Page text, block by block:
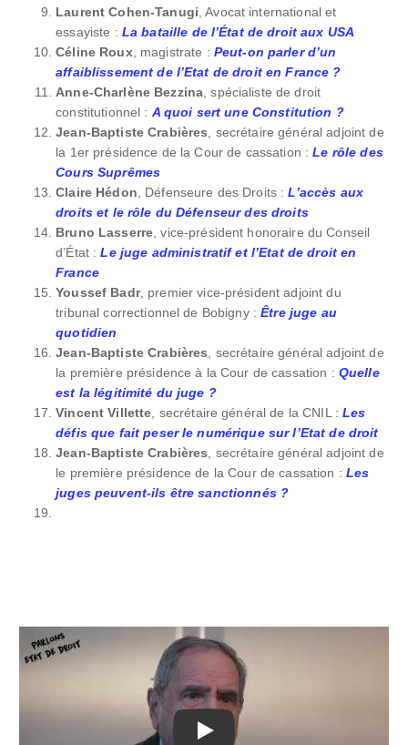
Laurent Cohen-Tanugi, Avocat international et
essayiste : La bataille de l’État de droit aux USA
Céline Roux, magistrate : Peut-on parler d’un
affaiblissement de l’Etat de droit en France ?
Anne-Charlène Bezzina, spécialiste de droit
constitutionnel : A quoi sert une Constitution ?
Jean-Baptiste Crabières, secrétaire général adjoint de
la 1er présidence de la Cour de cassation :Le rôle des
Cours Suprêmes
Claire Hédon, Défenseure des Droits :L’accès aux
droits et le rôle du Défenseur des droits
Bruno Lasserre, vice-président honoraire du Conseil
d’État :Le juge administratif et l’Etat de droit en
France
Youssef Badr, premier vice-président adjoint du
tribunal correctionnel de Bobigny :Être juge au
quotidien
Jean-Baptiste Crabières, secrétaire général adjoint de
la première présidence à la Cour de cassation : Quelle
est la légitimité du juge ?
Vincent Villette, secrétaire général de la CNIL :Les
défis que fait peser le numérique sur l’Etat de droit
Jean-Baptiste Crabières, secrétaire général adjoint de
le première présidence de la Cour de cassation :Les
juges peuvent-ils être sanctionnés ?
Play